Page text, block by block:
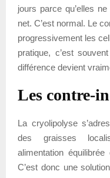
jours parce qu’elles
net. C’est normal. Le
progressivement les
pratique, c’est
différence devient
Les contre-
La cryolipolyse
des graisses
alimentation
C’est donc une